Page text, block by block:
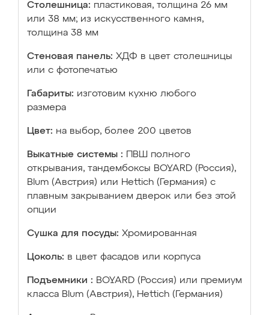
Столешница: пластиковая, толщина 26 мм
или 38 мм; из искусственного камня,
толщина 38 мм
Стеновая панель: ХДФ в цвет столешницы
или с фотопечатью
Габариты: изготовим кухню любого
размера
Цвет: на выбор, более 200 цветов
Выкатные системы :
ПВШ полного
открывания, тандембоксы BOYARD (Россия),
Blum (Австрия) или Hettich (Германия) с
плавным закрыванием дверок или без этой
опции
Сушка для посуды: Хромированная
Цоколь: в цвет фасадов или корпуса
Подъемники : BOYARD (Россия) или премиум
класса Blum (Австрия), Hettich (Германия)